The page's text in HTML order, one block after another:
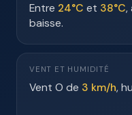
Entre 24°C et 38°C,
baisse.
VENT ET HUMIDITÉ
Vent O de 3 km/h,